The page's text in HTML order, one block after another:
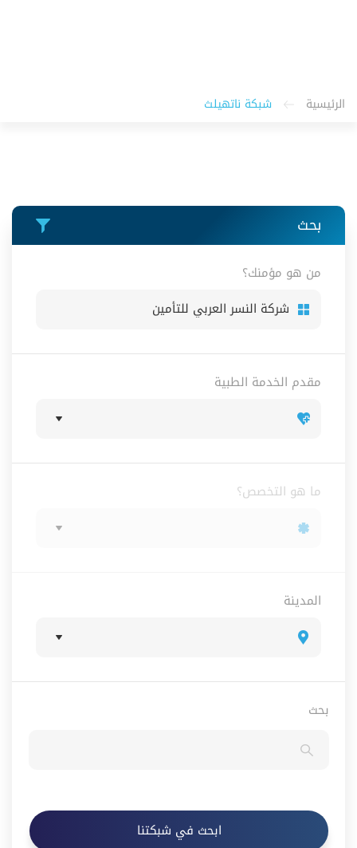
الرئيسية شبكة ناتهيلث
بحث
من هو مؤمنك؟
مقدم الخدمة الطبية
ما هو التخصص؟
المدينة
بحث
ابحث في شبكتنا